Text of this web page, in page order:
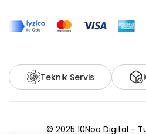
Teknik Servis
© 2025 10Noo Digital -